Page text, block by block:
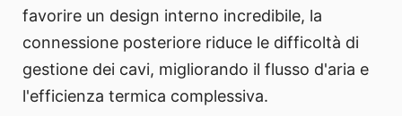
favorire un design interno incredibile, la
connessione posteriore riduce le difficoltà di
gestione dei cavi, migliorando il flusso d'aria e
l'efficienza termica complessiva.